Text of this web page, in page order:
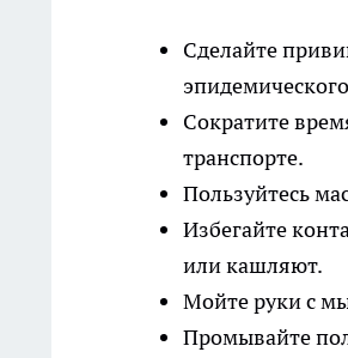
Сделайте
Сократите
транспорте.
Пользуйтесь
Избегайте
или кашляют.
Мойте руки с
Промывайте